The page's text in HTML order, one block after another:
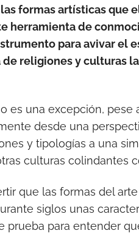
formas artísticas que
herramienta de
para avivar el
de religiones y culturas
es una excepción,
desde una
y tipologías a una
culturas colindantes
que las formas del
siglos unas
prueba para entender